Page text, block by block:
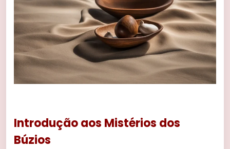
Introdução aos Mistérios dos
Búzios